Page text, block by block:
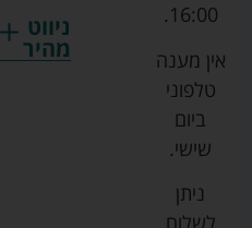
ניווט
מהיר
16:00.
אין מענה
טלפוני
ביום
שישי.
ניתן
לשלוח